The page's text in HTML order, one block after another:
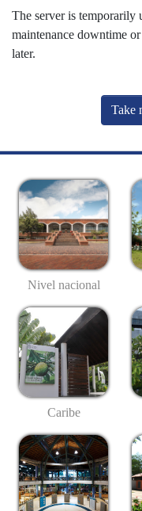
The server is temporarily
maintenance downtime
later.
Take
Nivel nacional
Caribe